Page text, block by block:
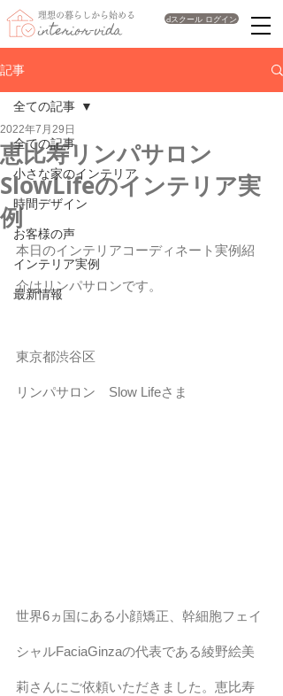
interior-vida
理想の暮らしから始める dスクール ログイン
記事
全ての記事
小さな家のインテリア
時間デザイン
お客様の声
インテリア実例
最新情報
全ての記事
恵比寿リンパサロン
SlowLifeのインテリア実
例
2022年7月29日
本日のインテリアコーディネート実例紹
介はリンパサロンです。
東京都渋谷区
リンパサロン　Slow Lifeさま
世界6ヵ国にある小顔矯正、幹細胞フェイ
シャルFaciaGinzaの代表である綾野絵美
莉さんにご依頼いただきました。恵比寿